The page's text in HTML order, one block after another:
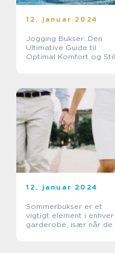
12. januar 2024
Jogging Bukser: Den
Ultimative Guide til
Optimal Komfort og Stil
12. januar 2024
Sommerbukser er et
vigtigt element i enhver
garderobe, især når de